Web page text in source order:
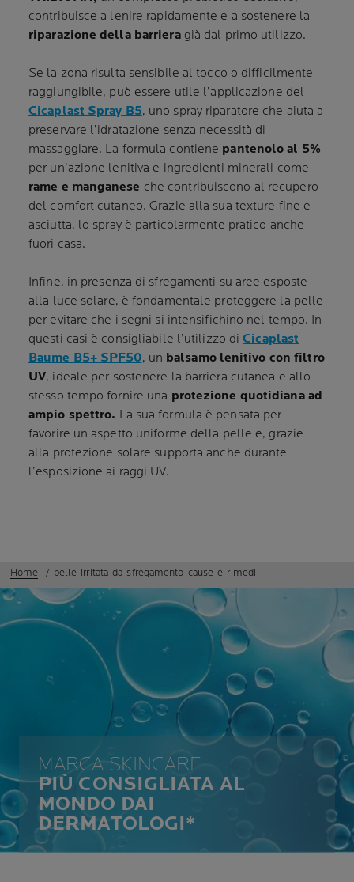
contribuisce a lenire rapidamente e a sostenere la
riparazione della barrieragià dal primo utilizzo.
Se la zona risulta sensibile al tocco o difficilmente
raggiungibile, può essere utile l’applicazione del
Cicaplast Spray B5, uno spray riparatore che aiuta a
preservare l’idratazione senza necessità di
massaggiare. La formula contiene pantenolo al 5%
per un’azione lenitiva e ingredienti minerali come
rame e manganese che contribuiscono al recupero
del comfort cutaneo. Grazie alla sua texture fine e
asciutta, lo spray è particolarmente pratico anche
fuori casa.
Infine, in presenza di sfregamenti su aree esposte
alla luce solare, è fondamentale proteggere la pelle
per evitare che i segni si intensifichino nel tempo. In
questi casi è consigliabile l’utilizzo diCicaplast
Baume B5+ SPF50, un balsamo lenitivo con filtro
UV, ideale per sostenere la barriera cutanea e allo
stesso tempo fornire una protezione quotidiana ad
ampio spettro. La sua formula è pensata per
favorire un aspetto uniforme della pelle e, grazie
alla protezione solare supporta anche durante
l’esposizione ai raggi UV.
Home pelle-irritata-da-sfregamento-cause-e-rimedi
MARCA SKINCARE
PIÙ CONSIGLIATA AL
MONDO DAI
DERMATOLOGI*